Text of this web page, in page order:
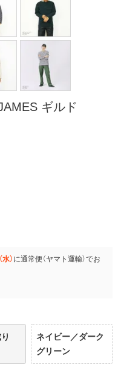
ギルド
） に通常便（ヤマト運輸）でお
ネイビー／ダーク
グリーン